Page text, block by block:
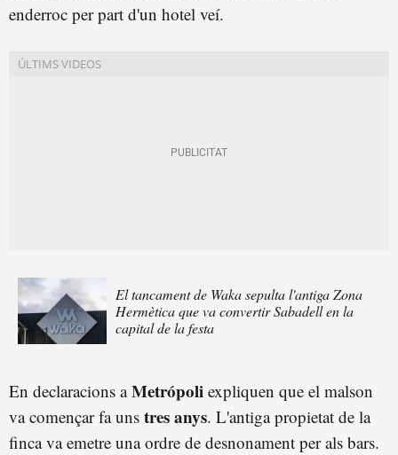
enderroc per part d'un hotel veí.
El tancament de Waka sepulta l'antiga Zona
Hermètica que va convertir Sabadell en la
capital de la festa
En declaracions aMetrópoli expliquen que el malson
va començar fa uns tres anys. L'antiga propietat de la
finca va emetre una ordre de desnonament per als bars.